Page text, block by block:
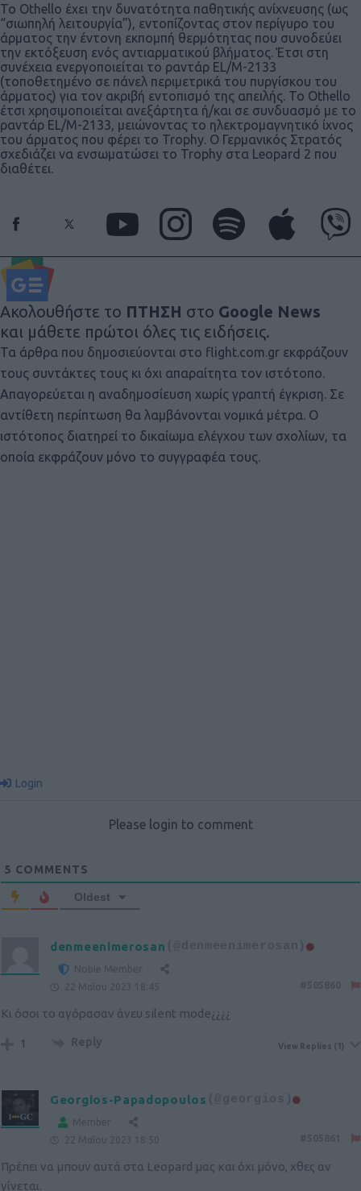
Το Othello έχει την δυνατότητα παθητικής ανίχνευσης (ως
“σιωπηλή λειτουργία”), εντοπίζοντας στον περίγυρο του
άρματος την έντονη εκπομπή θερμότητας που συνοδεύει
την εκτόξευση ενός αντιαρματικού βλήματος. Έτσι στη
συνέχεια ενεργοποιείται το ραντάρ EL/M-2133
(τοποθετημένο σε πάνελ περιμετρικά του πυργίσκου του
άρματος) για τον ακριβή εντοπισμό της απειλής. Το Othello
έτσι χρησιμοποιείται ανεξάρτητα ή/και σε συνδυασμό με το
ραντάρ EL/M-2133, μειώνοντας το ηλεκτρομαγνητικό ίχνος
του άρματος που φέρει το Trophy. O Γερμανικός Στρατός
σχεδιάζει να ενσωματώσει το Trophy στα Leopard 2 που
διαθέτει.
Ακολουθήστε το ΠΤΗΣΗ στο Google News
και μάθετε πρώτοι όλες τις ειδήσεις.
Τα άρθρα που δημοσιεύονται στο flight.com.gr εκφράζουν
τους συντάκτες τους κι όχι απαραίτητα τον ιστότοπο.
Απαγορεύεται η αναδημοσίευση χωρίς γραπτή έγκριση. Σε
αντίθετη περίπτωση θα λαμβάνονται νομικά μέτρα. Ο
ιστότοπος διατηρεί το δικαίωμα ελέγχου των σχολίων, τα
οποία εκφράζουν μόνο το συγγραφέα τους.
Login
Please login to comment
5 COMMENTS
Oldest
denmeenimerosan (@denmeenimerosan)
Noble Member
22 Μαΐου 2023 18:45
Κι όσοι το αγόρασαν άνευ silent mode¿¿¿¿
1 Reply View Replies (1)
Georgios-Papadopoulos (@georgios)
Member
22 Μαΐου 2023 18:50
Πρέπει να μπουν αυτά στα Leopard μας και όχι μόνο, χθες αν
γίνεται.